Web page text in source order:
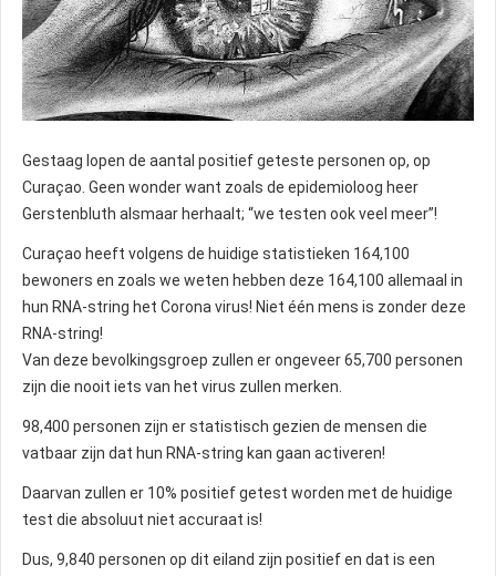
Gestaag lopen de aantal positief geteste personen op, op
Curaçao. Geen wonder want zoals de epidemioloog heer
Gerstenbluth alsmaar herhaalt; “we testen ook veel meer”!
Curaçao heeft volgens de huidige statistieken 164,100
bewoners en zoals we weten hebben deze 164,100 allemaal in
hun RNA-string het Corona virus! Niet één mens is zonder deze
RNA-string!
Van deze bevolkingsgroep zullen er ongeveer 65,700 personen
zijn die nooit iets van het virus zullen merken.
98,400 personen zijn er statistisch gezien de mensen die
vatbaar zijn dat hun RNA-string kan gaan activeren!
Daarvan zullen er 10% positief getest worden met de huidige
test die absoluut niet accuraat is!
Dus, 9,840 personen op dit eiland zijn positief en dat is een